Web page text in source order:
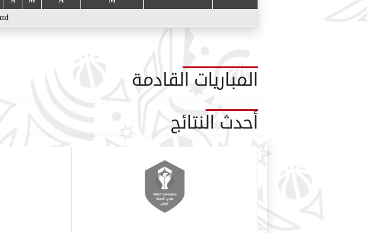
المباريات القادمة
أحدث النتائج